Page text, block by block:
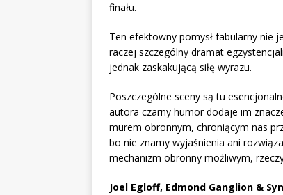
finału.
Ten efektowny pomysł fabularny nie
raczej szczególny dramat
jednak zaskakującą siłę wyrazu.
Poszczególne sceny są tu
autora czarny humor dodaje im
murem obronnym, chroniącym nas
bo nie znamy wyjaśnienia ani
mechanizm obronny możliwym,
Joel Egloff, Edmond Ganglion &